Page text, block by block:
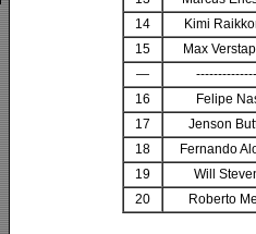
14
Kimi
15
Max
—
16
Felipe
17
Jenson
18
Fernando
19
Will
20
Roberto